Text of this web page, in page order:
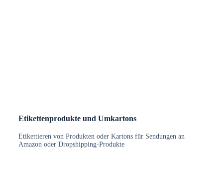
Etikettenprodukte und Umkartons
Etikettieren von Produkten oder Kartons für Sendungen an
Amazon oder Dropshipping-Produkte